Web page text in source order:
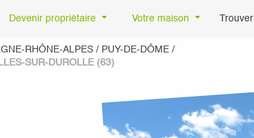
Devenir propriétaire Votre maison
RHÔNE-ALPES / PUY-DE-DÔME /
SUR-DUROLLE (63)